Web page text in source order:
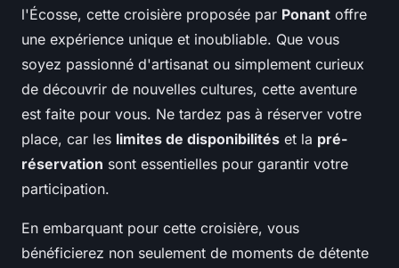
l'Écosse, cette croisière proposée par Ponant offre
une expérience unique et inoubliable. Que vous
soyez passionné d'artisanat ou simplement curieux
de découvrir de nouvelles cultures, cette aventure
est faite pour vous. Ne tardez pas à réserver votre
place, car les limites de disponibilités et la pré-
réservation sont essentielles pour garantir votre
participation.
En embarquant pour cette croisière, vous
bénéficierez non seulement de moments de détente